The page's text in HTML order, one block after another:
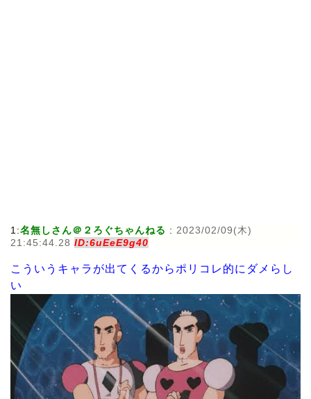
1:名無しさん＠２ろぐちゃんねる : 2023/02/09(木)
21:45:44.28 ID:6uEeE9g40
こういうキャラが出てくるからポリコレ的にダメらし
い